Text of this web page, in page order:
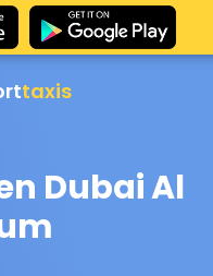
taxis
Dubai Al